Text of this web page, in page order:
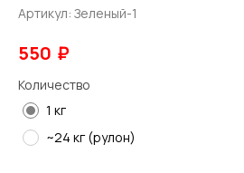
Артикул: Зеленый-1
550 ₽
Количество
1 кг
~24 кг (рулон)